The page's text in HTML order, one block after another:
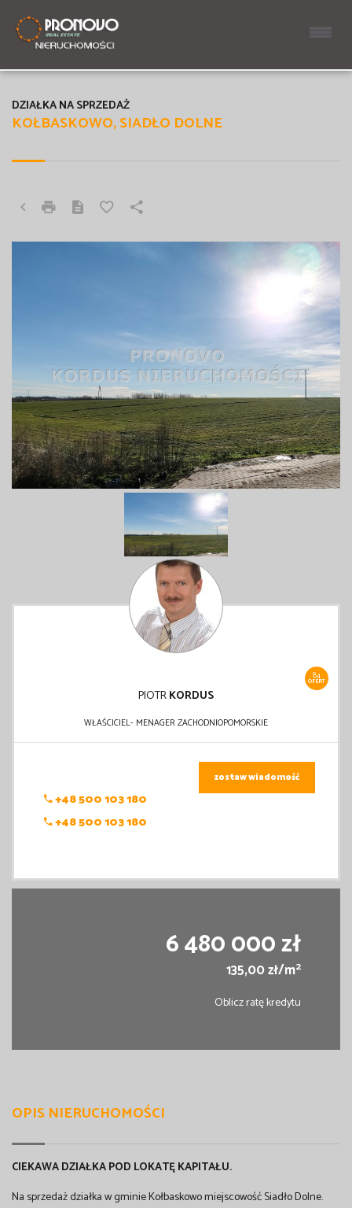
KOŁBASKOWO, SIADŁO DOLNE
DZIAŁKA NA SPRZEDAŻ
84
OFERT
PIOTRKORDUS
WŁAŚCICIEL- MENAGER ZACHODNIOPOMORSKIE
+48 500 103 180
+48 500 103 180
zostaw wiadomość
6 480 000 zł
135,00 zł/m2
Oblicz ratę kredytu
OPIS NIERUCHOMOŚCI
CIEKAWA DZIAŁKA POD LOKATĘ KAPITAŁU.
Na sprzedaż działka w gminie Kołbaskowo miejscowość Siadło Dolne.